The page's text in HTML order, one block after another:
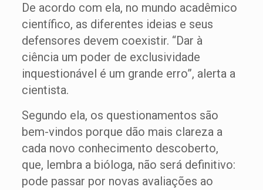
De acordo com ela, no mundo acadêmico
científico, as diferentes ideias e seus
defensores devem coexistir. “Dar à
ciência um poder de exclusividade
inquestionável é um grande erro”, alerta a
cientista.
Segundo ela, os questionamentos são
bem-vindos porque dão mais clareza a
cada novo conhecimento descoberto,
que, lembra a bióloga, não será definitivo:
pode passar por novas avaliações ao